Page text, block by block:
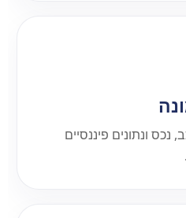
ונתונים פיננסיים